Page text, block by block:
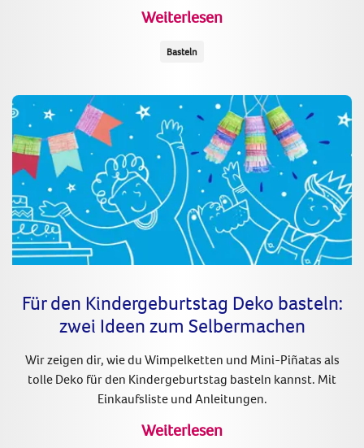
Weiterlesen
Basteln
Für den Kindergeburtstag Deko basteln:
zwei Ideen zum Selbermachen
Wir zeigen dir, wie du Wimpelketten und Mini-Piñatas als
tolle Deko für den Kindergeburtstag basteln kannst. Mit
Einkaufsliste und Anleitungen.
Weiterlesen